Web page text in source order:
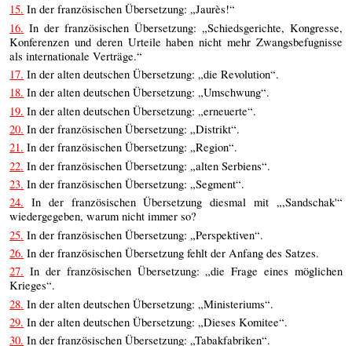
15. In der französischen Übersetzung: „Jaurès!“
16. In der französischen Übersetzung: „Schiedsgerichte, Kongresse,
Konferenzen und deren Urteile haben nicht mehr Zwangsbefugnisse
als internationale Verträge.“
17. In der alten deutschen Übersetzung: „die Revolution“.
18. In der alten deutschen Übersetzung: „Umschwung“.
19. In der alten deutschen Übersetzung: „erneuerte“.
20. In der französischen Übersetzung: „Distrikt“.
21. In der französischen Übersetzung: „Region“.
22. In der französischen Übersetzung: „alten Serbiens“.
23. In der französischen Übersetzung: „Segment“.
24. In der französischen Übersetzung diesmal mit „,Sandschak'“
wiedergegeben, warum nicht immer so?
25. In der französischen Übersetzung: „Perspektiven“.
26. In der französischen Übersetzung fehlt der Anfang des Satzes.
27. In der französischen Übersetzung: „die Frage eines möglichen
Krieges“.
28. In der alten deutschen Übersetzung: „Ministeriums“.
29. In der alten deutschen Übersetzung: „Dieses Komitee“.
30. In der französischen Übersetzung: „Tabakfabriken“.